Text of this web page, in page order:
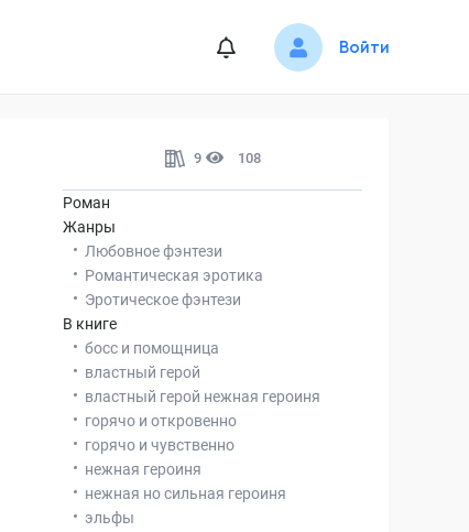
Войти
9 108
Роман
Жанры
Любовное фэнтези
Романтическая эротика
Эротическое фэнтези
В книге
босс и помощница
властный герой
властный герой нежная героиня
горячо и откровенно
горячо и чувственно
нежная героиня
нежная но сильная героиня
эльфы